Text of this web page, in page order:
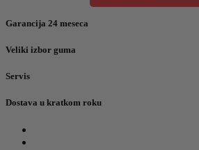
Garancija 24 meseca
Veliki izbor guma
Servis
Dostava u kratkom roku